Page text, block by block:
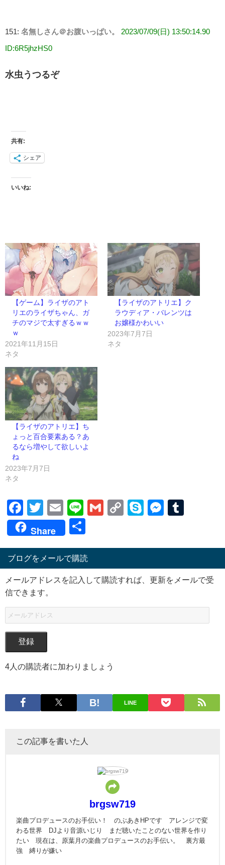
151: 名無しさん＠お腹いっぱい。 2023/07/09(日) 13:50:14.90
ID:6R5jhzHS0
水虫うつるぞ
共有:
シェア
いいね:
【ゲーム】ライザのアト
リエのライザちゃん、ガ
チのマジで太すぎるｗｗ
ｗ
2021年11月15日
ネタ
【ライザのアトリエ】ク
ラウディア・バレンツは
お嬢様かわいい
2023年7月7日
ネタ
【ライザのアトリエ】ち
ょっと百合要素ある？あ
るなら増やして欲しいよ
ね
2023年7月7日
ネタ
Facebook
Twitter
EmailLineGmailCopySkype
Share
ブログをメールで購読
メールアドレスを記入して購読すれば、更新をメールで受
信できます。
登録
4人の購読者に加わりましょう
LINE
この記事を書いた人
brgsw719
楽曲プロデュースのお手伝い！ のぶあきHPです アレンジで変
わる世界 DJより音源いじり まだ聴いたことのない世界を作り
たい 現在は、原葉月の楽曲プロデュースのお手伝い。 裏方最
強 縛りが嫌い